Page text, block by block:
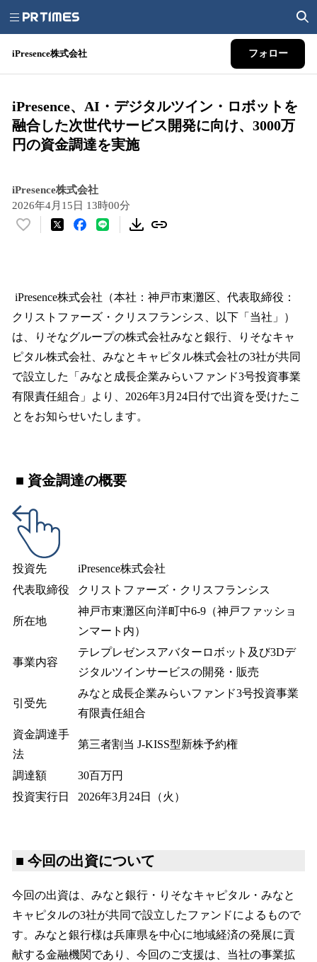
iPresence株式会社 フォロー
iPresence、AI・デジタルツイン・ロボットを
融合した次世代サービス開発に向け、3000万
円の資金調達を実施
iPresence株式会社
2026年4月15日 13時00分
い
読
込
み
中
で
す
iPresence株式会社（本社：神戸市東灘区、代表取締役：
クリストファーズ・クリスフランシス、以下「当社」）
は、りそなグループの株式会社みなと銀行、りそなキャ
ピタル株式会社、みなとキャピタル株式会社の3社が共同
で設立した「みなと成長企業みらいファンド3号投資事業
有限責任組合」より、2026年3月24日付で出資を受けたこ
とをお知らせいたします。
■ 資金調達の概要
投資先
iPresence株式会社
代表取締役
クリストファーズ・クリスフランシス
所在地
神戸市東灘区向洋町中6-9（神戸ファッショ
ンマート内）
事業内容
テレプレゼンスアバターロボット及び3Dデ
ジタルツインサービスの開発・販売
引受先
みなと成長企業みらいファンド3号投資事業
有限責任組合
資金調達手
法
第三者割当 J-KISS型新株予約権
調達額
30百万円
投資実行日
2026年3月24日（火）
■ 今回の出資について
今回の出資は、みなと銀行・りそなキャピタル・みなと
キャピタルの3社が共同で設立したファンドによるもので
す。みなと銀行様は兵庫県を中心に地域経済の発展に貢
献する金融機関であり、今回のご支援は、当社の事業拡